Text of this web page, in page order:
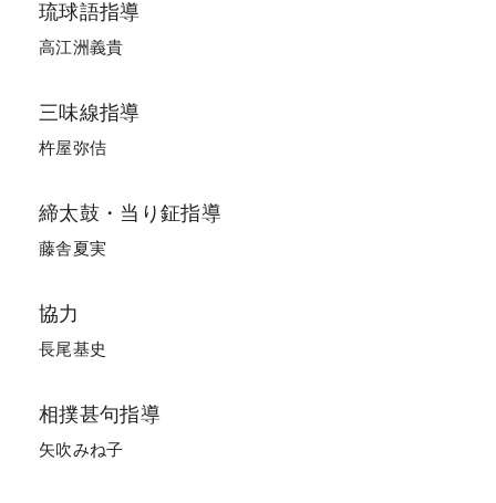
琉球語指導
高江洲義貴
三味線指導
杵屋弥佶
締太鼓・当り鉦指導
藤舎夏実
協力
長尾基史
相撲甚句指導
矢吹みね子